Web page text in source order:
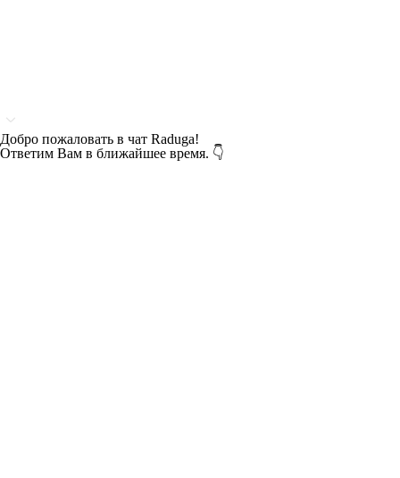
Добро пожаловать в чат Raduga!
Ответим Вам в ближайшее время. 👇